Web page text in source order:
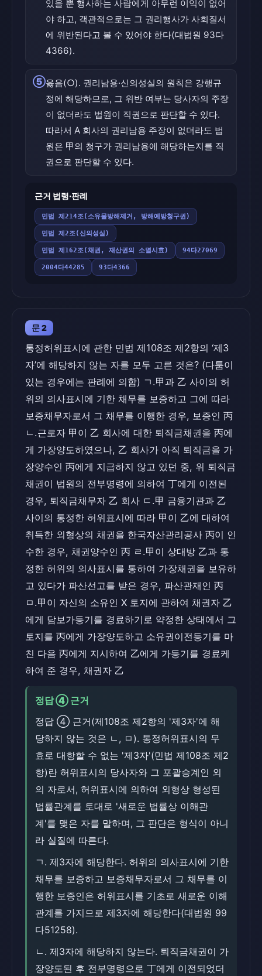
있을 뿐 행사하는 사람에게 아무런 이익이 없어
야 하고, 객관적으로는 그 권리행사가 사회질서
에 위반된다고 볼 수 있어야 한다(대법원 93다
4366).
⑤옳음(○). 권리남용·신의성실의 원칙은 강행규
정에 해당하므로, 그 위반 여부는 당사자의 주장
이 없더라도 법원이 직권으로 판단할 수 있다.
따라서 A 회사의 권리남용 주장이 없더라도 법
원은 甲의 청구가 권리남용에 해당하는지를 직
권으로 판단할 수 있다.
근거 법령·판례
민법 제214조(소유물방해제거, 방해예방청구권)
민법 제2조(신의성실)
민법 제162조(채권, 재산권의 소멸시효) 94다27069
2004다44285 93다4366
문 2
통정허위표시에 관한 민법 제108조 제2항의 ‘제3
자’에 해당하지 않는 자를 모두 고른 것은? (다툼이
있는 경우에는 판례에 의함) ㄱ.甲과 乙 사이의 허
위의 의사표시에 기한 채무를 보증하고 그에 따라
보증채무자로서 그 채무를 이행한 경우, 보증인 丙
ㄴ.근로자 甲이 乙 회사에 대한 퇴직금채권을 丙에
게 가장양도하였으나, 乙 회사가 아직 퇴직금을 가
장양수인 丙에게 지급하지 않고 있던 중, 위 퇴직금
채권이 법원의 전부명령에 의하여 丁에게 이전된
경우, 퇴직금채무자 乙 회사 ㄷ.甲 금융기관과 乙
사이의 통정한 허위표시에 따라 甲이 乙에 대하여
취득한 외형상의 채권을 한국자산관리공사 丙이 인
수한 경우, 채권양수인 丙 ㄹ.甲이 상대방 乙과 통
정한 허위의 의사표시를 통하여 가장채권을 보유하
고 있다가 파산선고를 받은 경우, 파산관재인 丙
ㅁ.甲이 자신의 소유인 X 토지에 관하여 채권자 乙
에게 담보가등기를 경료하기로 약정한 상태에서 그
토지를 丙에게 가장양도하고 소유권이전등기를 마
친 다음 丙에게 지시하여 乙에게 가등기를 경료케
하여 준 경우, 채권자 乙
정답 ④ 근거
정답 ④ 근거(제108조 제2항의 '제3자'에 해
당하지 않는 것은 ㄴ, ㅁ). 통정허위표시의 무
효로 대항할 수 없는 '제3자'(민법 제108조 제2
항)란 허위표시의 당사자와 그 포괄승계인 외
의 자로서, 허위표시에 의하여 외형상 형성된
법률관계를 토대로 '새로운 법률상 이해관
계'를 맺은 자를 말하며, 그 판단은 형식이 아니
라 실질에 따른다.
ㄱ. 제3자에 해당한다. 허위의 의사표시에 기한
채무를 보증하고 보증채무자로서 그 채무를 이
행한 보증인은 허위표시를 기초로 새로운 이해
관계를 가지므로 제3자에 해당한다(대법원 99
다51258).
ㄴ. 제3자에 해당하지 않는다. 퇴직금채권이 가
장양도된 후 전부명령으로 丁에게 이전되었더